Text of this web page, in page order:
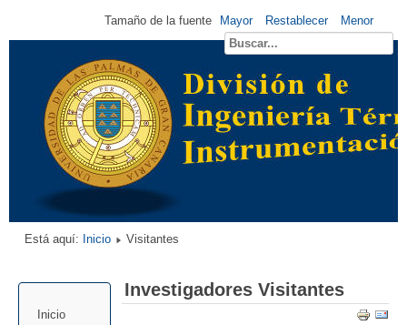
Tamaño de la fuente Mayor Restablecer Menor
Está aquí: Inicio Visitantes
Inicio
Investigadores Visitantes